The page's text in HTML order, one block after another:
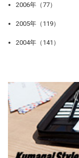
2006年（77）
2005年（119）
2004年（141）